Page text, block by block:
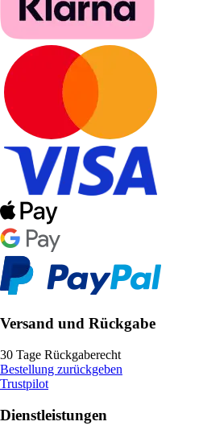
Versand und Rückgabe
30 Tage Rückgaberecht
Bestellung zurückgeben
Trustpilot
Dienstleistungen